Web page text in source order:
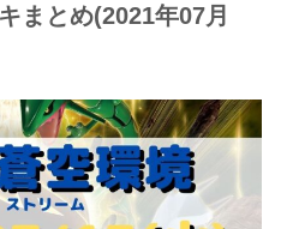
まとめ(2021年07月